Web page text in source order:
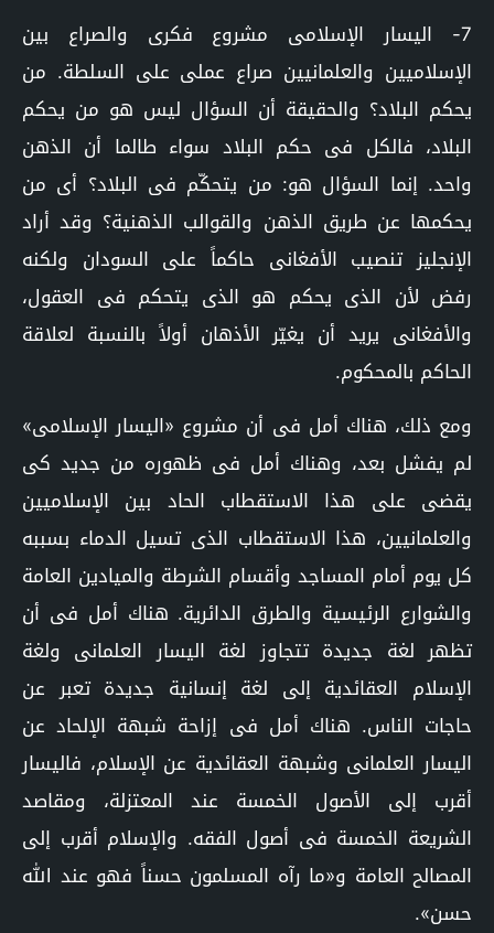
7- اليسار الإسلامى مشروع فكرى والصراع بين
الإسلاميين والعلمانيين صراع عملى على السلطة. من
يحكم البلاد؟ والحقيقة أن السؤال ليس هو من يحكم
البلاد، فالكل فى حكم البلاد سواء طالما أن الذهن
واحد. إنما السؤال هو: من يتحكّم فى البلاد؟ أى من
يحكمها عن طريق الذهن والقوالب الذهنية؟ وقد أراد
الإنجليز تنصيب الأفغانى حاكماً على السودان ولكنه
رفض لأن الذى يحكم هو الذى يتحكم فى العقول،
والأفغانى يريد أن يغيّر الأذهان أولاً بالنسبة لعلاقة
الحاكم بالمحكوم.
ومع ذلك، هناك أمل فى أن مشروع «اليسار الإسلامى»
لم يفشل بعد، وهناك أمل فى ظهوره من جديد كى
يقضى على هذا الاستقطاب الحاد بين الإسلاميين
والعلمانيين، هذا الاستقطاب الذى تسيل الدماء بسببه
كل يوم أمام المساجد وأقسام الشرطة والميادين العامة
والشوارع الرئيسية والطرق الدائرية. هناك أمل فى أن
تظهر لغة جديدة تتجاوز لغة اليسار العلمانى ولغة
الإسلام العقائدية إلى لغة إنسانية جديدة تعبر عن
حاجات الناس. هناك أمل فى إزاحة شبهة الإلحاد عن
اليسار العلمانى وشبهة العقائدية عن الإسلام، فاليسار
أقرب إلى الأصول الخمسة عند المعتزلة، ومقاصد
الشريعة الخمسة فى أصول الفقه. والإسلام أقرب إلى
المصالح العامة و«ما رآه المسلمون حسناً فهو عند الله
حسن».